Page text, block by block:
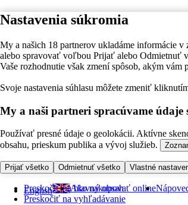
Nastavenia súkromia
My a našich 18 partnerov ukladáme informácie
alebo spravovať voľbou Prijať alebo Odmietnuť
Vaše rozhodnutie však zmení spôsob, akým vám
Svoje nastavenia súhlasu môžete zmeniť
My a naši partneri spracúvame údaje
Používať presné údaje o geolokácii. Aktívne
obsahu, prieskum publika a vývoj služieb.
Prijať všetko Odmietnuť všetko Vlastné
Preskočiť na hlavný obsah
Preskočiť na vyhľadávanie
English Ako nakupovať online